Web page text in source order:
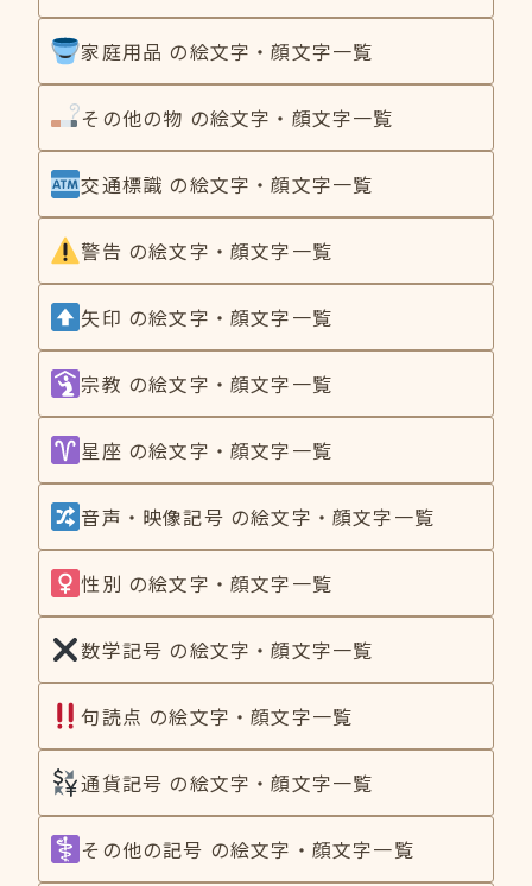
家庭用品 の絵文字・顔文字一覧
その他の物 の絵文字・顔文字一覧
交通標識 の絵文字・顔文字一覧
警告 の絵文字・顔文字一覧
矢印 の絵文字・顔文字一覧
宗教 の絵文字・顔文字一覧
星座 の絵文字・顔文字一覧
音声・映像記号 の絵文字・顔文字一覧
性別 の絵文字・顔文字一覧
数学記号 の絵文字・顔文字一覧
句読点 の絵文字・顔文字一覧
通貨記号 の絵文字・顔文字一覧
その他の記号 の絵文字・顔文字一覧